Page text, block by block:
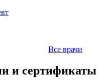
Все врачи
и сертификаты